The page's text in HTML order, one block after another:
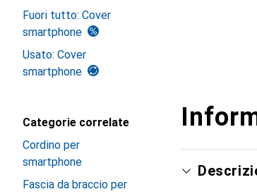
Fuori tutto: Cover
smartphone
Usato: Cover
smartphone
Categorie correlate
Cordino per
smartphone
Fascia da braccio per